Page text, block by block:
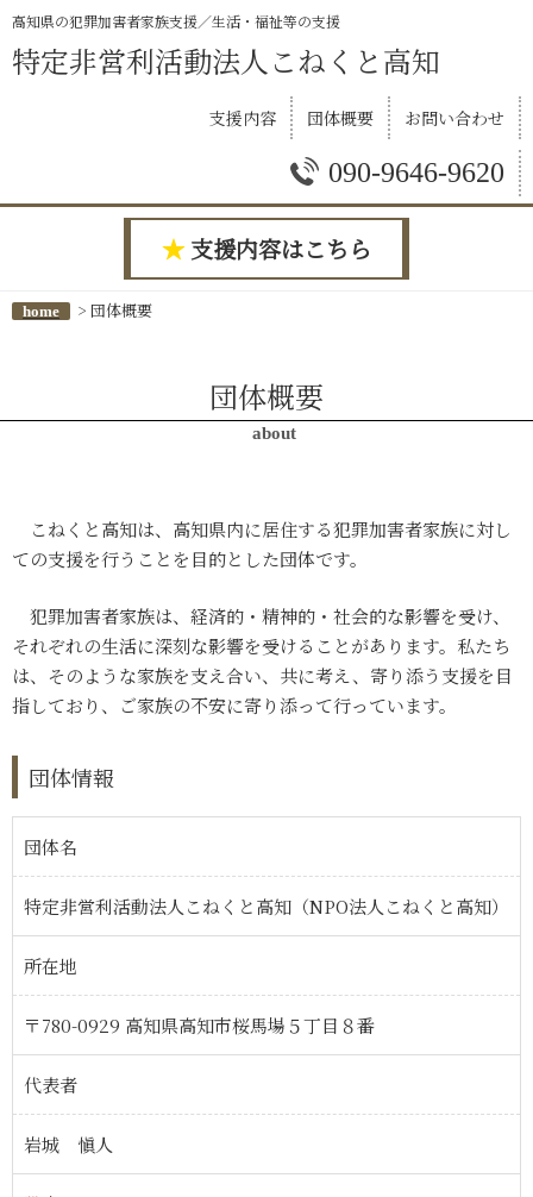
高知県の犯罪加害者家族支援／生活・福祉等の支援
特定非営利活動法人 こねくと高知
支援内容 団体概要 お問い合わせ
090-9646-9620
★支援内容はこちら
home > 団体概要
団体概要
about
こねくと高知は、高知県内に居住する犯罪加害者家族に対し
ての支援を行うことを目的とした団体です。
犯罪加害者家族は、経済的・精神的・社会的な影響を受け、
それぞれの生活に深刻な影響を受けることがあります。私たち
は、そのような家族を支え合い、共に考え、寄り添う支援を目
指しており、ご家族の不安に寄り添って行っています。
団体情報
団体名
特定非営利活動法人こねくと高知 （NPO法人こねくと高知）
所在地
〒780-0929 高知県高知市桜馬場５丁目８番
代表者
岩城 愼人